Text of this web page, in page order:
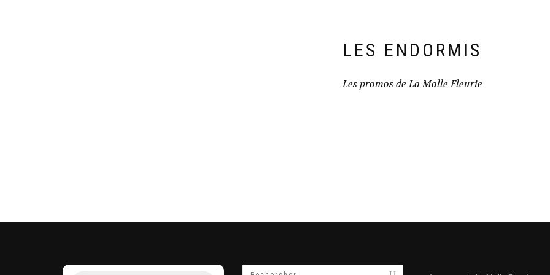
LES ENDORMIS
Les promos de La Malle Fleurie